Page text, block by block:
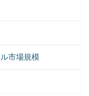
市場規模